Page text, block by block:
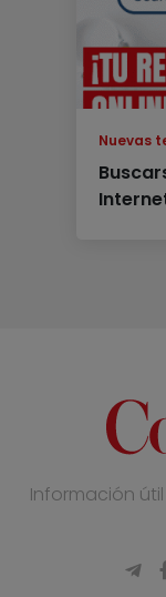
Nuevas
Información